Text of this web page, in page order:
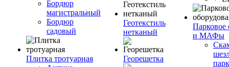
Бордюр
магистральный
Бордюр
садовый
Плитка тротуарная
Геотекстиль
нетканый
Георешетка
Парковое
и МАФы